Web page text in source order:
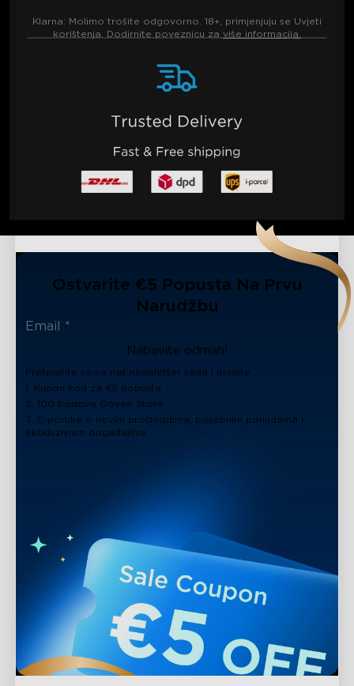
Klarna: Molimo trošite odgovorno. 18+, primjenjuju se Uvjeti
korištenja. Dodirnite poveznicu za više informacija.
Ostvarite €5 Popusta Na Prvu
Narudžbu
Nabavite odmah!
Pretplatite se na naš newsletter sada i primite:
1. Kupon kod za €5 popusta
2. 100 bodova Govee Store
3. E-poruke o novim proizvodima, posebnim ponudama i
ekskluzivnim događajima